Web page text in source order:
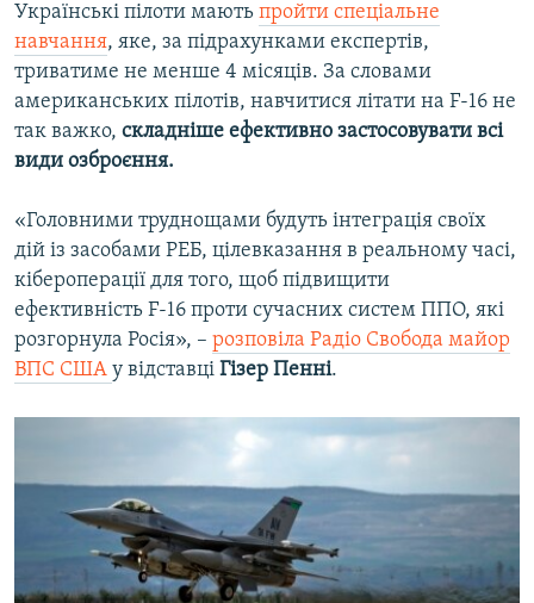
Українські пілоти мають пройти спеціальне
навчання, яке, за підрахунками експертів,
триватиме не менше 4 місяців. За словами
американських пілотів, навчитися літати на F-16 не
так важко, складніше ефективно застосовувати всі
види озброєння.
«Головними труднощами будуть інтеграція своїх
дій із засобами РЕБ, цілевказання в реальному часі,
кібероперації для того, щоб підвищити
ефективність F-16 проти сучасних систем ППО, які
розгорнула Росія», – розповіла Радіо Свобода майор
ВПС США у відставці Гізер Пенні.